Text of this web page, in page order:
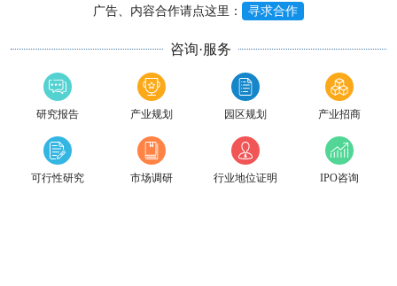
广告、内容合作请点这里： 寻求合作
咨询·服务
研究报告 产业规划 园区规划 产业招商
可行性研究 市场调研 行业地位证明 IPO咨询